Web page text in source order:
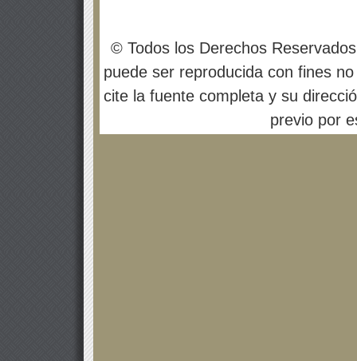
© Todos los Derechos
puede ser reproducida con fines
cite la fuente completa y su
previo por